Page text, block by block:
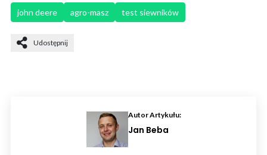
john deere agro-masz test siewników
Udostępnij
Autor Artykułu:
Jan Beba